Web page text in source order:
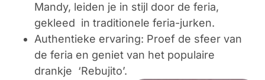
Mandy, leiden je in stijl door de feria,
gekleed in traditionele feria-jurken.
Authentieke ervaring: Proef de sfeer van
de feria en geniet van het populaire
drankje ‘Rebujito’.